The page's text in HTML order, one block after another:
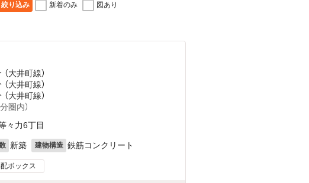
絞り込み 新着のみ 図あり
（大井町線）
（大井町線）
（大井町線）
圏内）
々力6丁目
新築 建物構造 鉄筋コンクリート
ボックス